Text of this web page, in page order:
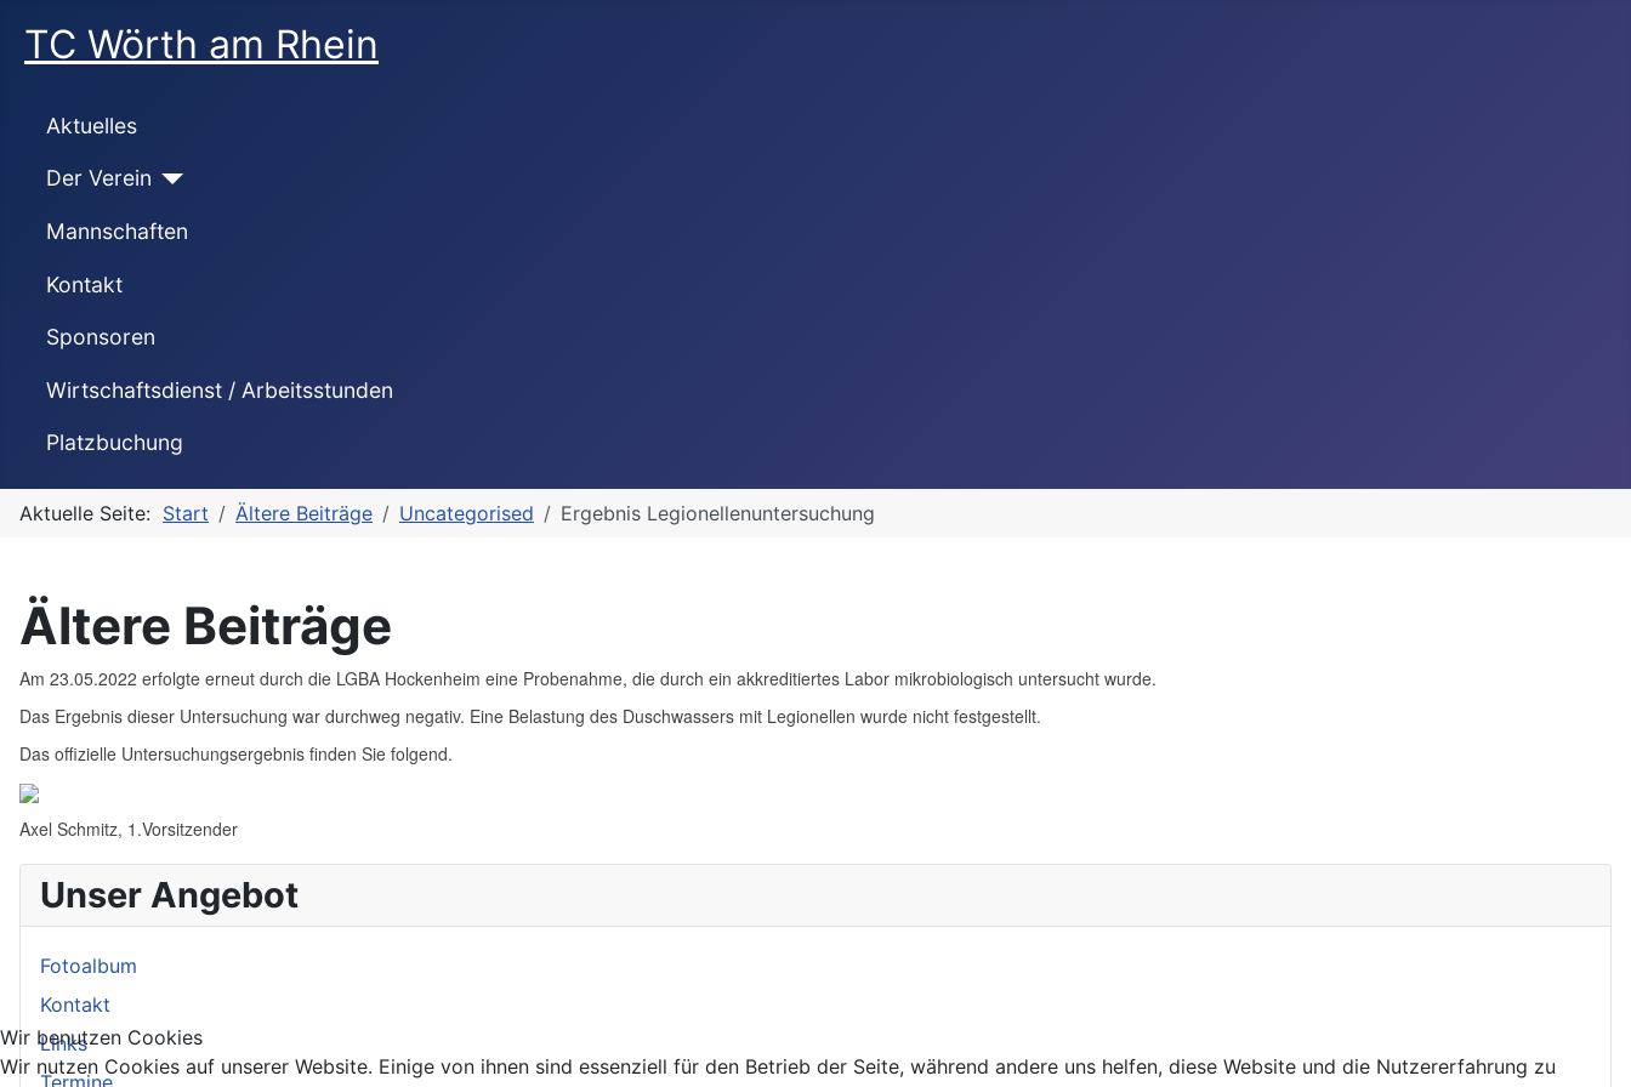
TC Wörth am Rhein
Aktuelles
Der Verein
Mannschaften
Kontakt
Sponsoren
Wirtschaftsdienst / Arbeitsstunden
Platzbuchung
Aktuelle Seite: Start Ältere Beiträge Uncategorised Ergebnis Legionellenuntersuchung
Ältere Beiträge
Am 23.05.2022 erfolgte erneut durch die LGBA Hockenheim eine Probenahme, die durch ein akkreditiertes Labor mikrobiologisch untersucht wurde.
Das Ergebnis dieser Untersuchung war durchweg negativ. Eine Belastung des Duschwassers mit Legionellen wurde nicht festgestellt.
Das offizielle Untersuchungsergebnis finden Sie folgend.
Axel Schmitz, 1.Vorsitzender
Unser Angebot
Fotoalbum
Kontakt
Links
Wir benutzen Cookies
Wir nutzen Cookies auf unserer Website. Einige von ihnen sind essenziell für den Betrieb der Seite, während andere uns helfen, diese Website und die Nutzererfahrung zu